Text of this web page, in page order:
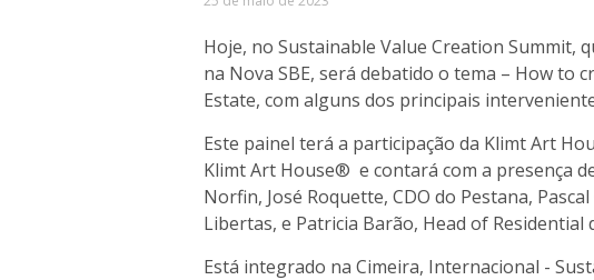
Hoje, no Sustainable Value Creation Summit,
na Nova SBE, será debatido o tema – How to
Estate, com alguns dos principais
Este painel terá a participação da Klimt Art
Klimt Art House® e contará com a presença
Norfin, José Roquette, CDO do Pestana,
Libertas, e Patricia Barão, Head of Residential
Está integrado na Cimeira, Internacional -